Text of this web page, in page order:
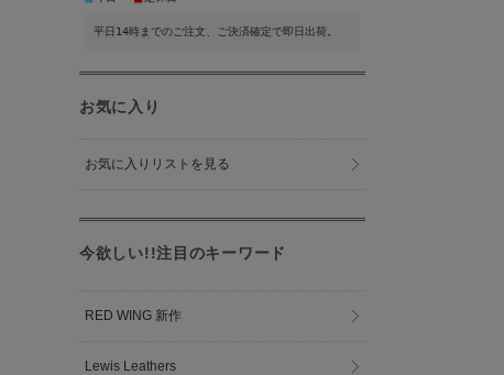
平日14時までのご注文、ご決済確定で即日出荷。
お気に入り
お気に入りリストを見る
今欲しい!!注目のキーワード
RED WING 新作
Lewis Leathers